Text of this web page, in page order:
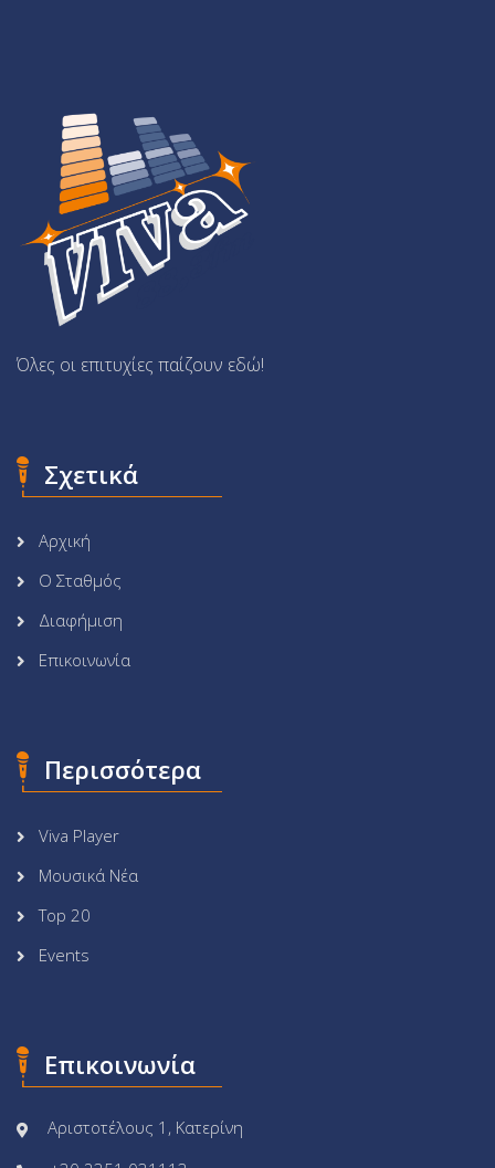
Όλες οι επιτυχίες παίζουν εδώ!
Σχετικά
Αρχική
Ο Σταθμός
Διαφήμιση
Επικοινωνία
Περισσότερα
Viva Player
Μουσικά Νέα
Top 20
Events
Επικοινωνία
Αριστοτέλους 1, Κατερίνη